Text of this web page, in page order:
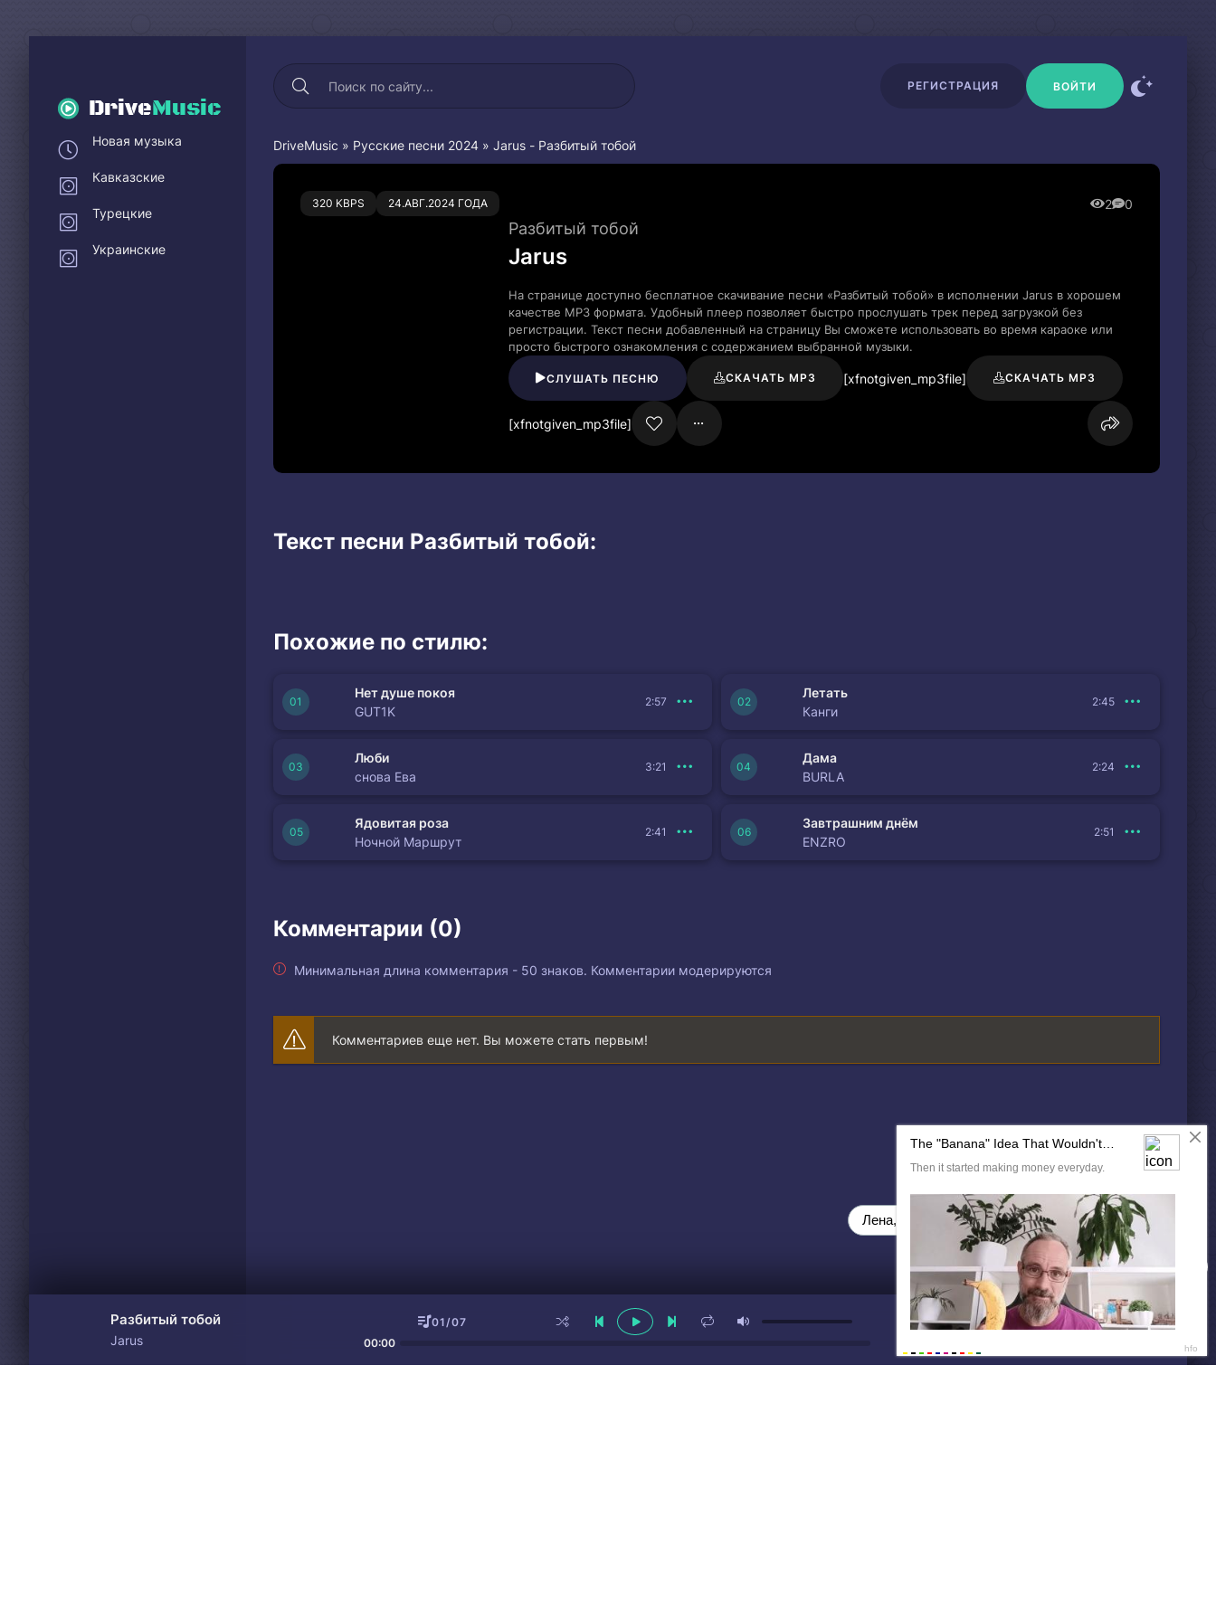
DriveMusic
РЕГИСТРАЦИЯ ВОЙТИ
DriveMusic » Русские песни 2024 » Jarus - Разбитый тобой
320 KBPS 24.АВГ.2024 ГОДА 2 0
0 0
Разбитый тобой
Jarus
На странице доступно бесплатное скачивание песни «Разбитый тобой» в исполнении Jarus в хорошем
качестве MP3 формата. Удобный плеер позволяет быстро прослушать трек перед загрузкой без
регистрации. Текст песни добавленный на страницу Вы сможете использовать во время караоке или
просто быстрого ознакомления с содержанием выбранной музыки.
СЛУШАТЬ ПЕСНЮ СКАЧАТЬ MP3 [xfnotgiven_mp3file] СКАЧАТЬ MP3
[xfnotgiven_mp3file]
Текст песни Разбитый тобой:
Похожие по стилю:
Нет душе покоя
GUT1K
2:57
Летать
Канги
2:45
Люби
снова Ева
3:21
Дама
BURLA
2:24
Ядовитая роза
Ночной Маршрут
2:41
Завтрашним днём
ENZRO
2:51
Комментарии (0)
Минимальная длина комментария - 50 знаков. Комментарии модерируются
Комментариев еще нет. Вы можете стать первым!
Новая музыка
Кавказские
Турецкие
Украинские
Разбитый тобой
Jarus
01/07
00:00
ДАЛЕЕ
Лена, 23 🍓